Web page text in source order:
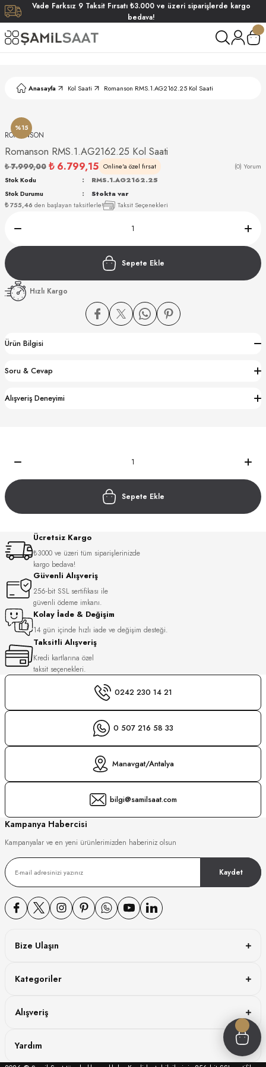
Vade Farksız 9 Taksit Fırsatı ₺3.000 ve üzeri siparişlerde kargo
bedava!
Anasayfa Kol Saati Romanson RMS.1.AG2162.25 Kol Saati
%15
ROMANSON
Romanson RMS.1.AG2162.25 Kol Saati
₺ 7.999,00 ₺ 6.799,15 Online'a özel fırsat (0) Yorum
₺ 755,46 den başlayan taksitlerle! Taksit Seçenekleri
Stok Kodu
RMS.1.AG2162.25
Stok Durumu
Stokta var
Sepete Ekle
Hızlı Kargo
Ürün Bilgisi
Soru & Cevap
Alışveriş Deneyimi
Sepete Ekle
Ücretsiz Kargo
₺3000 ve üzeri tüm siparişlerinizde
kargo bedava!
Güvenli Alışveriş
256-bit SSL sertifikası ile
güvenli ödeme imkanı.
Kolay İade & Değişim
14 gün içinde hızlı iade ve değişim desteği.
Taksitli Alışveriş
Kredi kartlarına özel
taksit seçenekleri.
0242 230 14 21
0 507 216 58 33
Manavgat/Antalya
bilgi@samilsaat.com
Kampanya Habercisi
Kampanyalar ve en yeni ürünlerimizden haberiniz olsun
Kaydet
Bize Ulaşın
Kategoriler
Alışveriş
Yardım
WATCH
WATCH